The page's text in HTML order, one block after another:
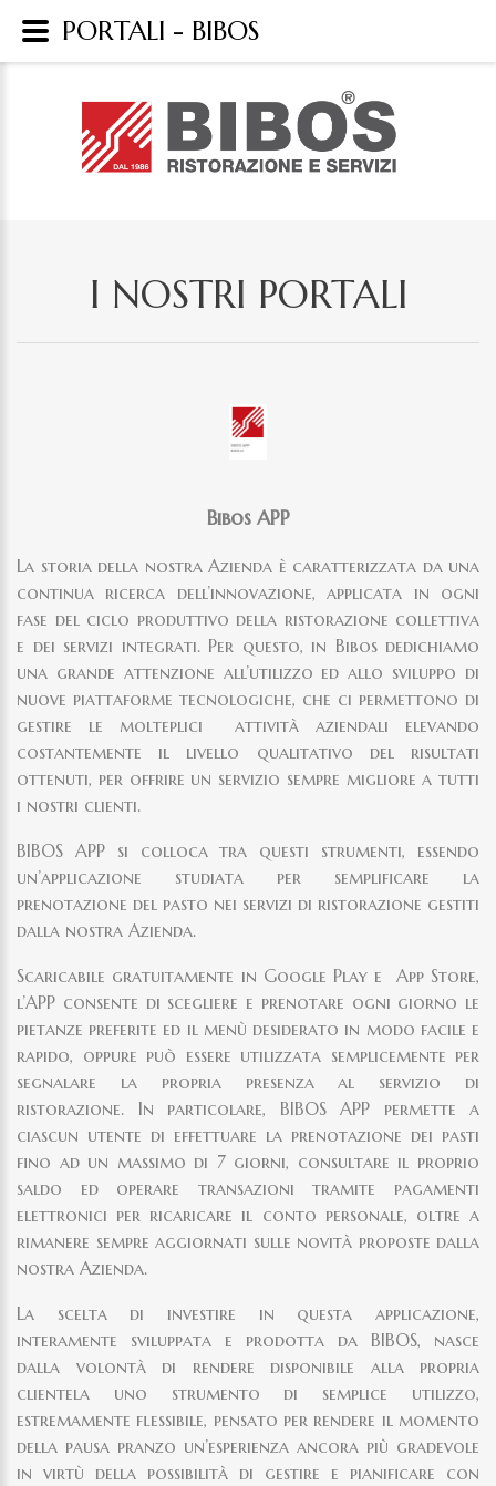
I NOSTRI PORTALI
Bibos APP
La storia della nostra Azienda è caratterizzata da una
continua ricerca dell’innovazione, applicata in ogni
fase del ciclo produttivo della ristorazione collettiva
e dei servizi integrati. Per questo, in Bibos dedichiamo
una grande attenzione all’utilizzo ed allo sviluppo di
nuove piattaforme tecnologiche, che ci permettono di
gestire le molteplici attività aziendali elevando
costantemente il livello qualitativo del risultati
ottenuti, per offrire un servizio sempre migliore a tutti
i nostri clienti.
BIBOS APP si colloca tra questi strumenti, essendo
un’applicazione studiata per semplificare la
prenotazione del pasto nei servizi di ristorazione gestiti
dalla nostra Azienda.
Scaricabile gratuitamente in Google Play e App Store,
l’APP consente di scegliere e prenotare ogni giorno le
pietanze preferite ed il menù desiderato in modo facile e
rapido, oppure può essere utilizzata semplicemente per
segnalare la propria presenza al servizio di
ristorazione. In particolare, BIBOS APP permette a
ciascun utente di effettuare la prenotazione dei pasti
fino ad un massimo di 7 giorni, consultare il proprio
saldo ed operare transazioni tramite pagamenti
elettronici per ricaricare il conto personale, oltre a
rimanere sempre aggiornati sulle novità proposte dalla
nostra Azienda.
La scelta di investire in questa applicazione,
interamente sviluppata e prodotta da BIBOS, nasce
dalla volontà di rendere disponibile alla propria
clientela uno strumento di semplice utilizzo,
estremamente flessibile, pensato per rendere il momento
della pausa pranzo un’esperienza ancora più gradevole
in virtù della possibilità di gestire e pianificare con
PORTALI - BIBOS